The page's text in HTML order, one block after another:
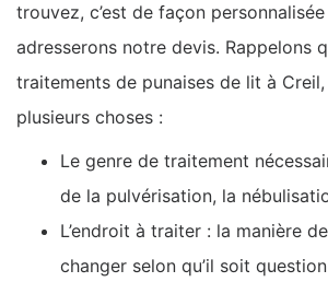
trouvez, c’est de façon
adresserons notre devis. Rappelons
traitements de punaises de lit à
plusieurs choses :
Le genre de traitement
de la pulvérisation, la
L’endroit à traiter : la manière
changer selon qu’il soit question